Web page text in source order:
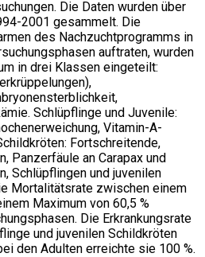
Die Daten wurden über
2001 gesammelt. Die
des Nachzuchtprogramms in
auftraten, wurden
in drei Klassen eingeteilt:
Schlüpflinge und Juvenile:
Vitamin-A-
Fortschreitende,
Panzerfäule an Carapax und
Schlüpflingen und juvenilen
Mortalitätsrate zwischen einem
Maximum von 60,5 %
Die Erkrankungsrate
und juvenilen Schildkröten
den Adulten erreichte sie 100 %.